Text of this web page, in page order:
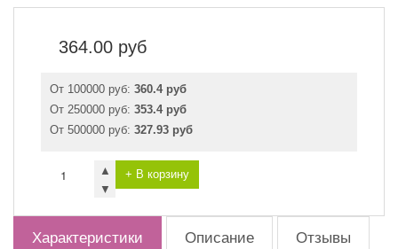
364.00 руб
От 100000 руб: 360.4 руб
От 250000 руб: 353.4 руб
От 500000 руб: 327.93 руб
▲
▼
+ В корзину
Характеристики Описание Отзывы